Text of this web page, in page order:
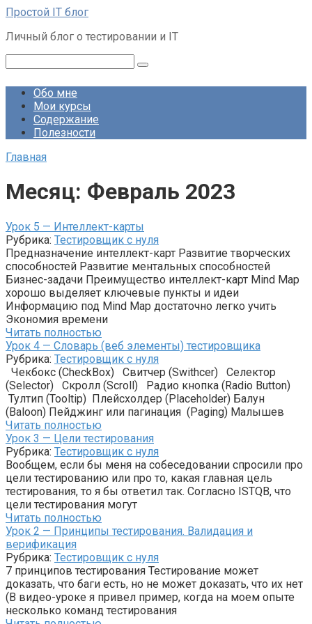
Перейти
контенту
Простой IT блог
Личный блог о тестировании и IT
Обо мне
Мои курсы
Содержание
Полезности
Главная
Месяц: Февраль 2023
Урок 5 — Интеллект-карты
Рубрика: Тестировщик с нуля
Предназначение интеллект-карт Развитие творческих
способностей Развитие ментальных способностей
Бизнес-задачи Преимущество интеллект-карт Mind Map
хорошо выделяет ключевые пункты и идеи
Информацию под Mind Map достаточно легко учить
Экономия времени
Читать полностью
Урок 4 — Словарь (веб элементы) тестировщика
Рубрика: Тестировщик с нуля
Чекбокс (CheckBox) Свитчер (Swithcer) Селектор
(Selector) Скролл (Scroll) Радио кнопка (Radio Button)
Тултип (Tooltip) Плейсхолдер (Placeholder) Балун
(Baloon) Пейджинг или пагинация (Paging) Малышев
Читать полностью
Урок 3 — Цели тестирования
Рубрика: Тестировщик с нуля
Вообщем, если бы меня на собеседовании спросили про
цели тестированию или про то, какая главная цель
тестирования, то я бы ответил так. Согласно ISTQB, что
цели тестирования могут
Читать полностью
Урок 2 — Принципы тестирования. Валидация и
верификация
Рубрика: Тестировщик с нуля
7 принципов тестирования Тестирование может
доказать, что баги есть, но не может доказать, что их нет
(В видео-уроке я привел пример, когда на моем опыте
несколько команд тестирования